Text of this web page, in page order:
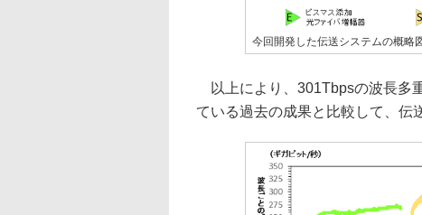
今回開発した伝送システムの概略
以上により、301Tbpsの波長多
ている過去の成果と比較して、伝